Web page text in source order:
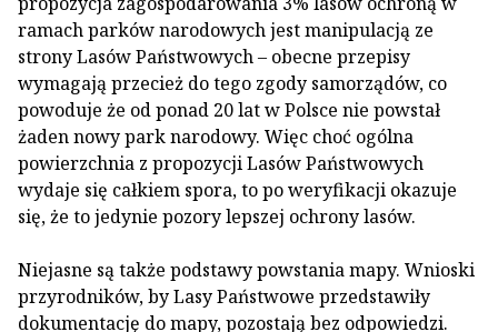
ramach parków narodowych jest manipulacją ze
strony Lasów Państwowych – obecne przepisy
wymagają przecież do tego zgody samorządów, co
powoduje że od ponad 20 lat w Polsce nie powstał
żaden nowy park narodowy. Więc choć ogólna
powierzchnia z propozycji Lasów Państwowych
wydaje się całkiem spora, to po weryfikacji okazuje
się, że to jedynie pozory lepszej ochrony lasów.
Niejasne są także podstawy powstania mapy. Wnioski
przyrodników, by Lasy Państwowe przedstawiły
dokumentację do mapy, pozostają bez odpowiedzi.